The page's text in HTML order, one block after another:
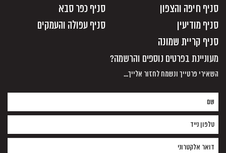
סניף חיפה והצפון
סניף כפר סבא
סניף מודיעין
סניף עפולה והעמקים
סניף קריית שמונה
מעוניינת בפרטים נוספים והרשמה?
השאירי פרטייך ונשמח לחזור אלייך...